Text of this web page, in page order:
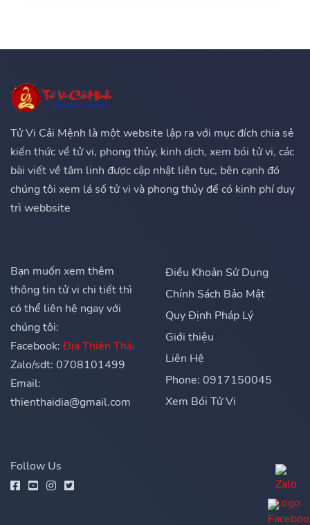
Tử Vi Cải Mệnh là một website lập ra với mục đích chia sẻ
kiến thức về tử vi, phong thủy, kinh dịch, xem bói tử vi, các
bài viết về tâm linh được cập nhật liên tục, bên cạnh đó
chúng tôi xem lá số tử vi và phong thủy để có kinh phí duy
trì webbsite
Bạn muốn xem thêm
thông tin tử vi chi tiết thì
có thể liên hệ ngay với
chúng tôi:
Facebook: Địa Thiên Thái
Zalo/sdt: 0708101499
Email:
thienthaidia@gmail.com
Điều Khoản Sử Dụng
Chính Sách Bảo Mật
Quy Định Pháp Lý
Giới thiệu
Liên Hệ
Phone: 0917150045
Xem Bói Tử Vi
Follow Us